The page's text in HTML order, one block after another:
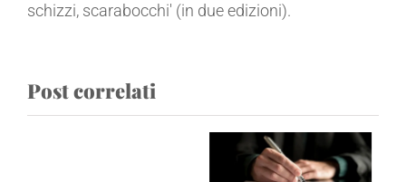
schizzi, scarabocchi' (in due edizioni).
Post correlati